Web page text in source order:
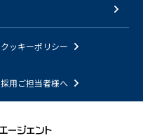
クッキーポリシー
採用ご担当者様へ